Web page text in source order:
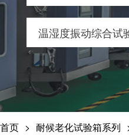
温湿度振动综合试
首页 耐候老化试验箱系列